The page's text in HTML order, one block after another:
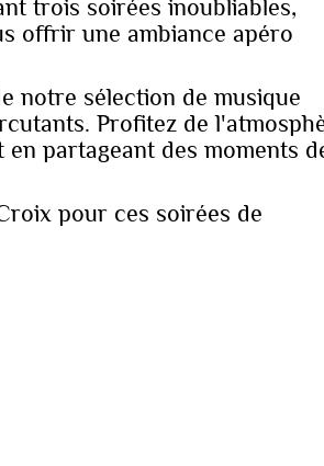
trois soirées inoubliables,
offrir une ambiance apéro
notre sélection de musique
Profitez de
partageant des moments
pour ces soirées de